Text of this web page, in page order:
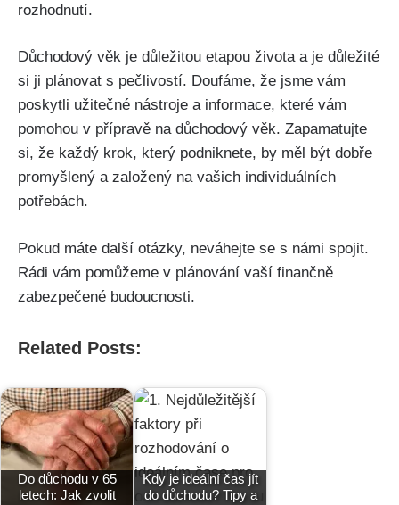
rozhodnutí.
Důchodový věk je důležitou etapou života a je důležité
si ji plánovat s pečlivostí. Doufáme, že jsme vám
poskytli užitečné nástroje a informace, které vám
pomohou v přípravě na důchodový věk. Zapamatujte
si, že každý krok, který podniknete, by měl být dobře
promyšlený a založený na vašich individuálních
potřebách.
Pokud máte další otázky, neváhejte se s námi spojit.
Rádi vám pomůžeme v plánování vaší finančně
zabezpečené budoucnosti.
Related Posts:
Do důchodu v 65
letech: Jak zvolit
Kdy je ideální čas jít
do důchodu? Tipy a